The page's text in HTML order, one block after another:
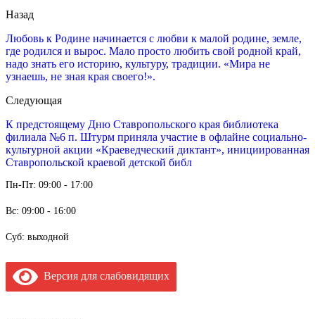
Назад
Любовь к Родине начинается с любви к малой родине, земле,
где родился и вырос. Мало просто любить свой родной край,
надо знать его историю, культуру, традиции. «Мира не
узнаешь, не зная края своего!».
Следующая
К предстоящему Дню Ставропольского края библиотека
филиала №6 п. Штурм приняла участие в офлайне социально-
культурной акции «Краеведческий диктант», инициированная
Ставропольской краевой детской библ
Пн-Пт: 09:00 - 17:00
Вс: 09:00 - 16:00
Суб: выходной
Версия для слабовидящих